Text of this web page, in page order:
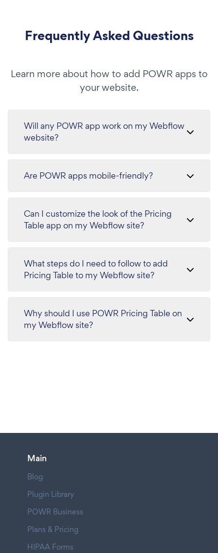
Frequently Asked Questions
Learn more about how to add POWR apps to
your website.
Will any POWR app work on my Webflow
website?
Are POWR apps mobile-friendly?
Can I customize the look of the Pricing
Table app on my Webflow site?
What steps do I need to follow to add
Pricing Table to my Webflow site?
Why should I use POWR Pricing Table on
my Webflow site?
Main
Blog
Plugin Library
POWR Business
Plans & Pricing
HIPAA Forms